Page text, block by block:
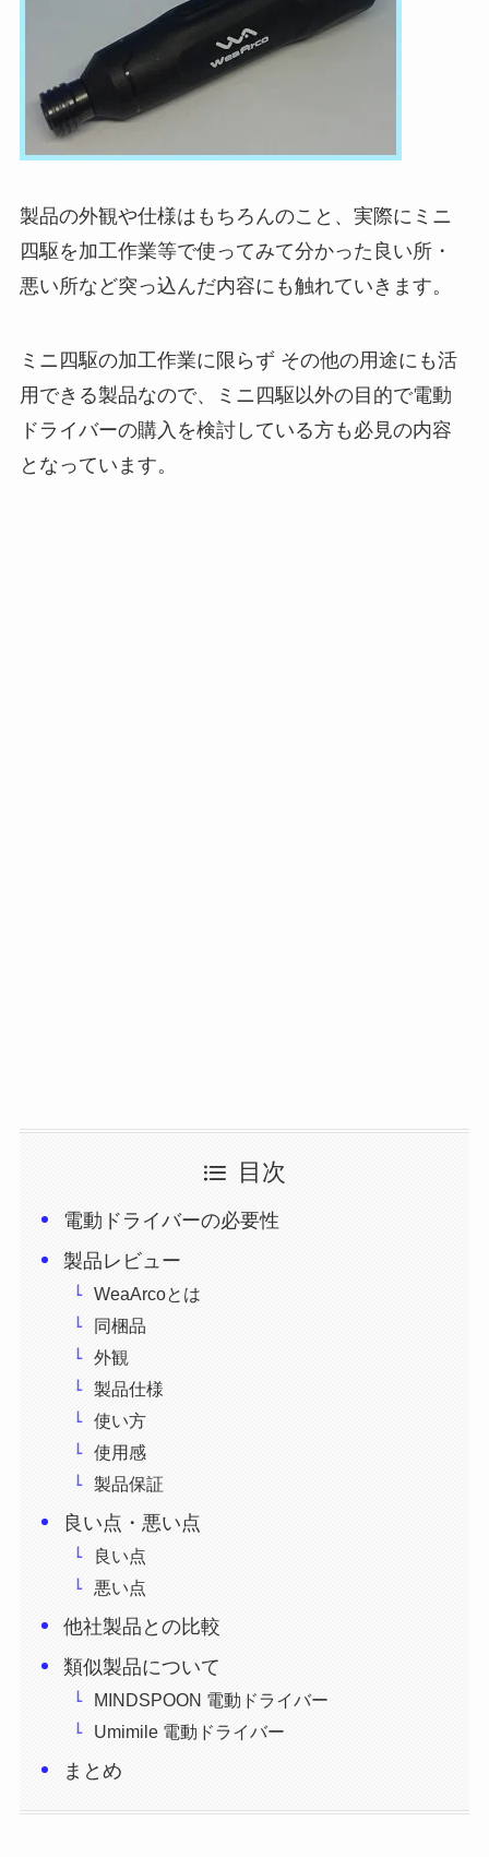
製品の外観や仕様はもちろんのこと、実際にミニ
四駆を加工作業等で使ってみて分かった良い所・
悪い所など突っ込んだ内容にも触れていきます。
ミニ四駆の加工作業に限らず その他の用途にも活
用できる製品なので、ミニ四駆以外の目的で電動
ドライバーの購入を検討している方も必見の内容
となっています。
目次
電動ドライバーの必要性
製品レビュー
WeaArcoとは
同梱品
外観
製品仕様
使い方
使用感
製品保証
良い点・悪い点
良い点
悪い点
他社製品との比較
類似製品について
MINDSPOON 電動ドライバー
Umimile 電動ドライバー
まとめ